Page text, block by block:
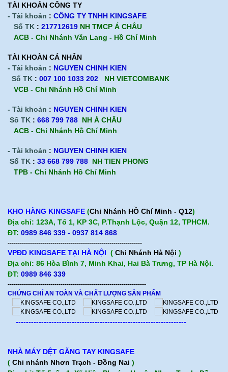
TÀI KHOẢN CÔNG TY
- Tài khoản : CÔNG TY TNHH KINGSAFE
Số TK : 217712619 NH TMCP Á CHÂU
ACB - Chi Nhánh Văn Lang - Hồ Chí Minh
TÀI KHOÀN CÁ NHÂN
- Tài khoản : NGUYEN CHINH KIEN
Số TK : 007 100 1033 202
NH VIETCOMBANK
VCB - Chi Nhánh Hồ Chí Minh
- Tài khoản : NGUYEN CHINH KIEN
Số TK : 668 799 788 NH Á CHÂU
ACB - Chi Nhánh Hồ Chí Minh
- Tài khoản : NGUYEN CHINH KIEN
Số TK : 33 668 799 788 NH TIEN PHONG
TPB - Chi Nhánh Hồ Chí Minh
KHO HÀNG KINGSAFE (Chi Nhánh HỒ Chí Minh - Q12)
Địa chỉ: 123A, Tổ 1, KP 3C, P.Thạnh Lộc, Quận 12, TPHCM.
ĐT: 0989 846 339 - 0937 814 868
------------------------------------------------------------------
VPĐD KINGSAFE TẠI HÀ NỘI ( Chi Nhánh Hà Nội )
Địa chỉ: 86 Hòa Bình 7, Minh Khai, Hai Bà Trưng, TP Hà Nội.
ĐT: 0989 846 339
--------------------------------------------------------------------
CHỨNG CHỈ AN TOÀN VÀ CHẤT LƯỢNG SẢN PHẨM
-------------------------------------------------------------------
NHÀ MÁY DỆT GĂNG TAY KINGSAFE
( Chi nhánh Nhơn Trạch - Đồng Nai )